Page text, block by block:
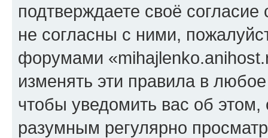
подтверждаете своё
не согласны с ними,
форумами
изменять эти правила в
чтобы уведомить вас об
разумным регулярно